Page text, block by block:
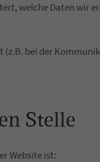
welche Daten wir
bei der
Stelle
Website ist: